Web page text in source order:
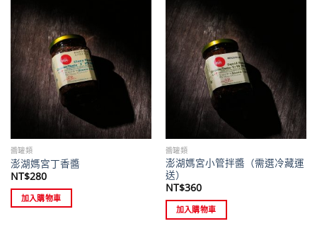
醬罐類
澎湖媽宮丁香醬
NT$280
加入購物車
醬罐類
澎湖媽宮小管拌醬（需選冷藏運
送）
NT$360
加入購物車